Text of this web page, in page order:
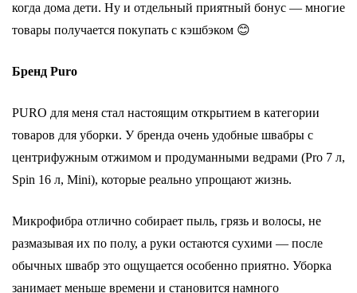
когда дома дети. Ну и отдельный приятный бонус — многие
товары получается покупать с кэшбэком 😊
Бренд Puro
PURO для меня стал настоящим открытием в категории
товаров для уборки. У бренда очень удобные швабры с
центрифужным отжимом и продуманными ведрами (Pro 7 л,
Spin 16 л, Mini), которые реально упрощают жизнь.
Микрофибра отлично собирает пыль, грязь и волосы, не
размазывая их по полу, а руки остаются сухими — после
обычных швабр это ощущается особенно приятно. Уборка
занимает меньше времени и становится намного